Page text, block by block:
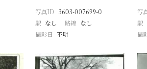
写真ID 3603-007699-0
駅 なし 路線 なし
撮影日 不明
写
駅
撮